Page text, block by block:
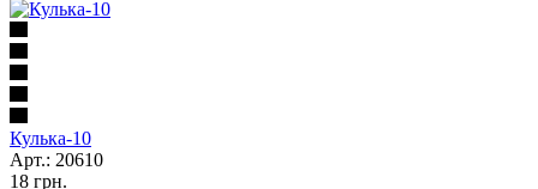
Кулька-10
Арт.: 20610
18 грн.